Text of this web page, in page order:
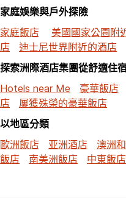
家庭娛樂與戶外探險
家庭飯店
美國國家公園附
店
迪士尼世界附近的酒店
探索洲際酒店集團從舒適住
Hotels near Me
豪華飯店
店
屢獲殊榮的豪華飯店
以地區分類
歐洲飯店
亚洲酒店 澳洲
飯店
南美洲飯店 中東飯店